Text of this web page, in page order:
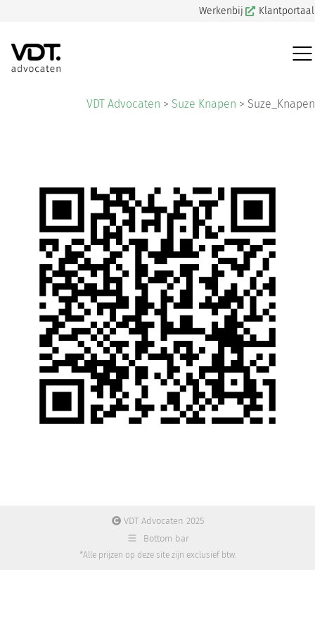
Werkenbij Klantportaal
VDT Advocaten > Suze Knapen > Suze_Knapen
VDT Advocaten 2025
Bottom bar
*Alle prijzen op deze site zijn exclusief btw.